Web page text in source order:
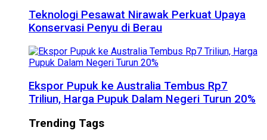
Teknologi Pesawat Nirawak Perkuat Upaya
Konservasi Penyu di Berau
Ekspor Pupuk ke Australia Tembus Rp7
Triliun, Harga Pupuk Dalam Negeri Turun 20%
Trending Tags